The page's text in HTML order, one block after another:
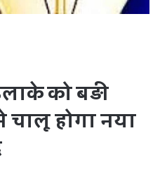
को बड़ी
होगा नया